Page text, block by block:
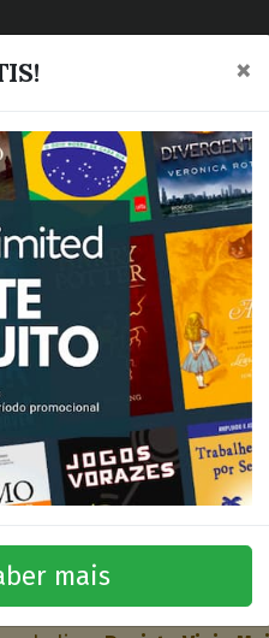
Viaje
este livro!
×
mais